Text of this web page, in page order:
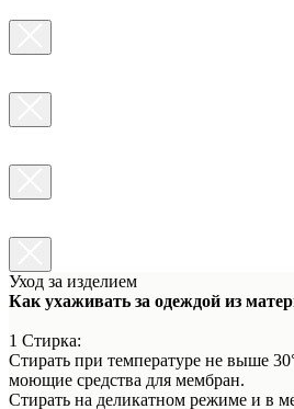
Уход за изделием
Как ухаживать за одеждой из
1 Стирка:
Стирать при температуре не выше
моющие средства для мембран.
Стирать на деликатном режиме и в